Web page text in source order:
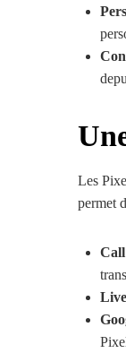
Les
permet
Call